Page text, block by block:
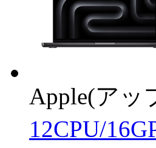
Apple(アッ
12CPU/